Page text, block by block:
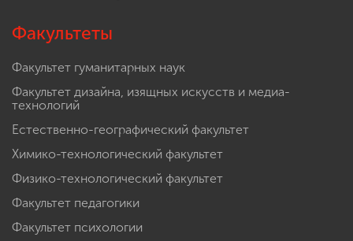
Факультеты
Факультет гуманитарных наук
Факультет дизайна, изящных искусств и медиа-
технологий
Естественно-географический факультет
Химико-технологический факультет
Физико-технологический факультет
Факультет педагогики
Факультет психологии